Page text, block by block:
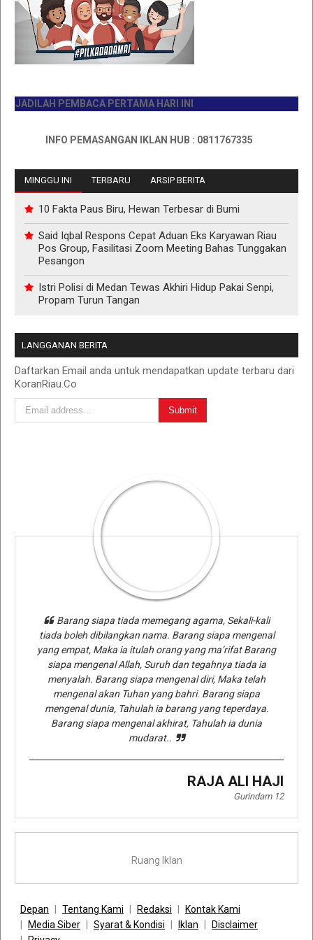
PEMBACA PERTAMA HARI INI
INFO PEMASANGAN IKLAN HUB : 0811767335
MINGGU INI TERBARU ARSIP BERITA
10 Fakta Paus Biru, Hewan Terbesar di Bumi
Said Iqbal Respons Cepat Aduan Eks Karyawan Riau
Pos Group, Fasilitasi Zoom Meeting Bahas Tunggakan
Pesangon
Istri Polisi di Medan Tewas Akhiri Hidup Pakai Senpi,
Propam Turun Tangan
LANGGANAN BERITA
Daftarkan Email anda untuk mendapatkan update terbaru dari
KoranRiau.Co
Barang siapa tiada memegang agama, Sekali-kali
tiada boleh dibilangkan nama. Barang siapa mengenal
yang empat, Maka ia itulah orang yang ma’rifat Barang
siapa mengenal Allah, Suruh dan tegahnya tiada ia
menyalah. Barang siapa mengenal diri, Maka telah
mengenal akan Tuhan yang bahri. Barang siapa
mengenal dunia, Tahulah ia barang yang teperdaya.
Barang siapa mengenal akhirat, Tahulah ia dunia
mudarat..
RAJA ALI HAJI
Gurindam 12
Ruang Iklan
Depan Tentang Kami Redaksi
Kontak Kami
Media Siber
Syarat & Kondisi Iklan
Disclaimer